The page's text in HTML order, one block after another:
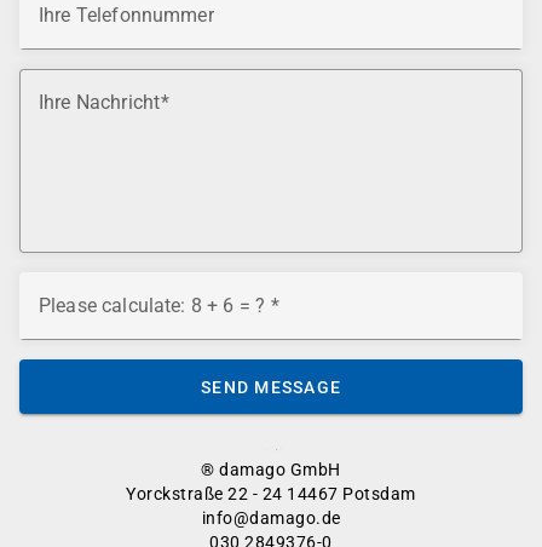
® damago GmbH
Yorckstraße 22 - 24 14467 Potsdam
info@damago.de
030 2849376-0
Ihre Telefonnummer
Ihre Nachricht
Please calculate: 8 + 6 = ?
SEND MESSAGE